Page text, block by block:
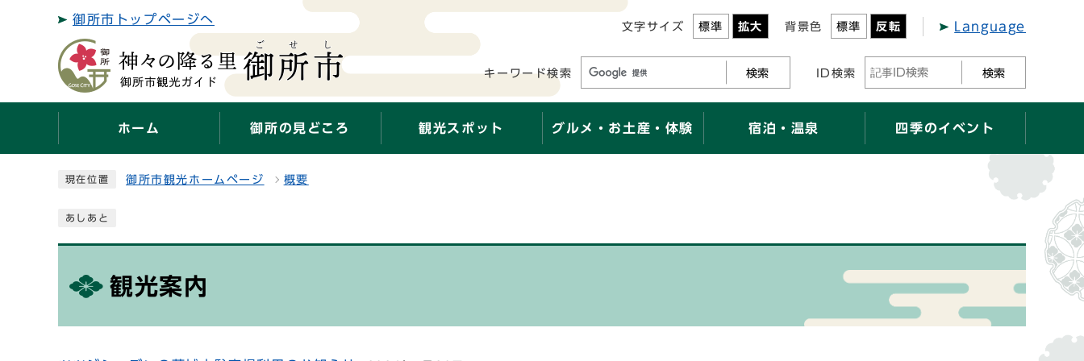
御所市トップページへ
文字サイズ 標準 拡大 背景色 標準 反転 Language
キーワード検索 検索 ID検索 検索
ホーム 御所の見どころ 観光スポット グルメ・お土産・体験 宿泊・温泉 四季のイベント
現在位置 御所市観光ホームページ 概要
あしあと
観光案内